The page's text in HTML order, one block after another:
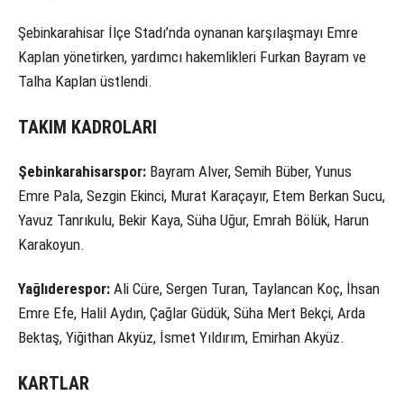
Şebinkarahisar İlçe Stadı’nda oynanan karşılaşmayı Emre
Kaplan yönetirken, yardımcı hakemlikleri Furkan Bayram ve
Talha Kaplan üstlendi.
TAKIM KADROLARI
Şebinkarahisarspor: Bayram Alver, Semih Büber, Yunus
Emre Pala, Sezgin Ekinci, Murat Karaçayır, Etem Berkan Sucu,
Yavuz Tanrıkulu, Bekir Kaya, Süha Uğur, Emrah Bölük, Harun
Karakoyun.
Yağlıderespor: Ali Cüre, Sergen Turan, Taylancan Koç, İhsan
Emre Efe, Halil Aydın, Çağlar Güdük, Süha Mert Bekçi, Arda
Bektaş, Yiğithan Akyüz, İsmet Yıldırım, Emirhan Akyüz.
KARTLAR